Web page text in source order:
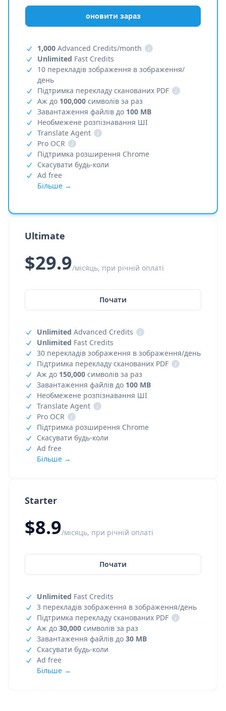
Starter
$8.9/місяць, при річній оплаті
Почати
Unlimited Fast Credits
3 перекладів зображення в зображення/день
Підтримка перекладу сканованих PDF
i
Аж до 30,000 символів за раз
Завантаження файлів до 30 MB
Скасувати будь-коли
Ad free
Більше →
оновити зараз
1,000 Advanced Credits/month
i
Unlimited Fast Credits
10 перекладів зображення в зображення/
день
Підтримка перекладу сканованих PDF
i
Аж до 100,000 символів за раз
Завантаження файлів до 100 MB
Необмежене розпізнавання ШІ
Translate Agent
i
Pro OCR
i
Підтримка розширення Chrome
Скасувати будь-коли
Ad free
Більше →
Ultimate
$29.9/місяць, при річній оплаті
Почати
Unlimited Advanced Credits
i
Unlimited Fast Credits
30 перекладів зображення в зображення/день
Підтримка перекладу сканованих PDF
i
Аж до 150,000 символів за раз
Завантаження файлів до 100 MB
Необмежене розпізнавання ШІ
Translate Agent
i
Pro OCR
i
Підтримка розширення Chrome
Скасувати будь-коли
Ad free
Більше →